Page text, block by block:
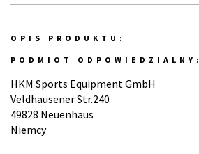
OPIS PRODUKTU:
PODMIOT ODPOWIEDZIALNY:
HKM Sports Equipment GmbH
Veldhausener Str.240
49828 Neuenhaus
Niemcy